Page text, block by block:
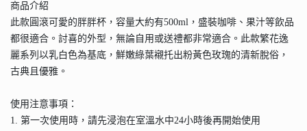
商品介紹
此款圓滾可愛的胖胖杯，容量大約有500ml，盛裝咖啡、果汁等飲品
都很適合。討喜的外型，無論自用或送禮都非常適合。此款繁花逸
麗系列以乳白色為基底，鮮嫩綠葉襯托出粉黃色玫瑰的清新脫俗，
古典且優雅。
使用注意事項：
1. 第一次使用時，請先浸泡在室溫水中24小時後再開始使用